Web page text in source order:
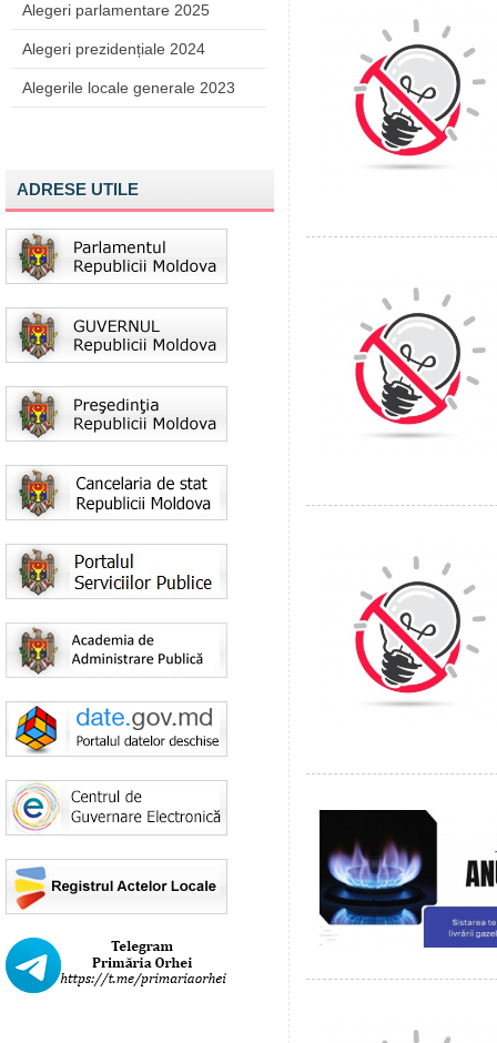
Alegeri parlamentare 2025
Alegeri prezidențiale 2024
Alegerile locale generale 2023
ADRESE UTILE